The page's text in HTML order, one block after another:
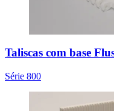
Taliscas com base
Série 800